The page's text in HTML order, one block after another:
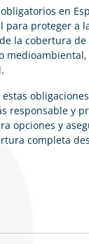
obligatorios en
para proteger a
la cobertura
responsable y
opciones y
completa